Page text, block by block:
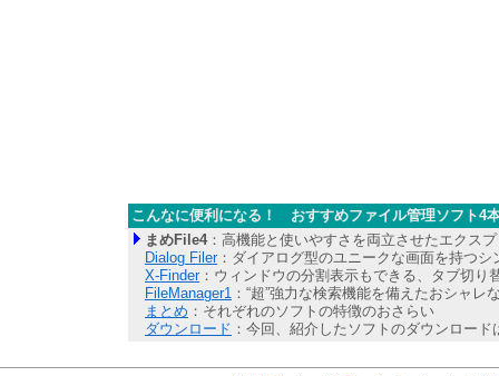
こんなに便利になる！ おすすめファイル管理ソフト4
まめFile4：高機能と使いやすさを両立させたエクス
Dialog Filer：ダイアログ型のユニークな画面を持つシ
X-Finder：ウィンドウの分割表示もできる、タブ切り
FileManager1 ：“超”強力な検索機能を備えたおシャレ
まとめ ：それぞれのソフトの特徴のおさらい
ダウンロード ：今回、紹介したソフトのダウンロード